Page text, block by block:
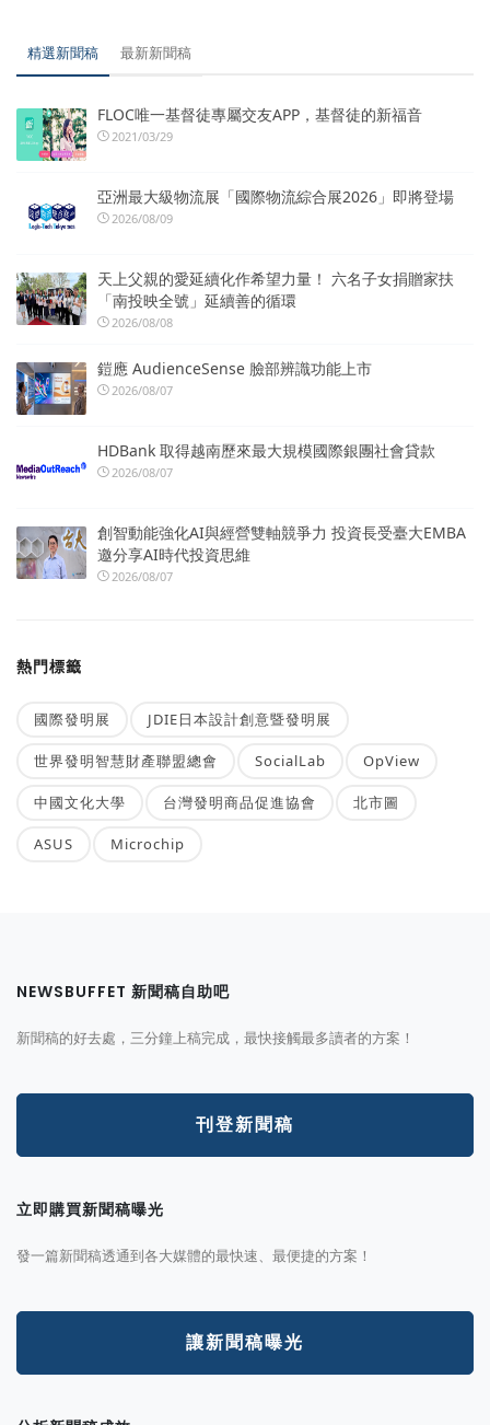
精選新聞稿 最新新聞稿
FLOC唯一基督徒專屬交友APP，基督徒的新福音
2021/03/29
亞洲最大級物流展「國際物流綜合展2026」即將登場
2026/08/09
天上父親的愛延續化作希望力量！ 六名子女捐贈家扶
「南投映全號」延續善的循環
2026/08/08
鎧應 AudienceSense 臉部辨識功能上市
2026/08/07
HDBank 取得越南歷來最大規模國際銀團社會貸款
2026/08/07
創智動能強化AI與經營雙軸競爭力 投資長受臺大EMBA
邀分享AI時代投資思維
2026/08/07
熱門標籤
國際發明展 JDIE日本設計創意暨發明展
世界發明智慧財產聯盟總會 SocialLab OpView
中國文化大學 台灣發明商品促進協會 北市圖
ASUS Microchip
NEWSBUFFET 新聞稿自助吧
新聞稿的好去處，三分鐘上稿完成，最快接觸最多讀者的方案！
刊登新聞稿
立即購買新聞稿曝光
發一篇新聞稿透通到各大媒體的最快速、最便捷的方案！
讓新聞稿曝光